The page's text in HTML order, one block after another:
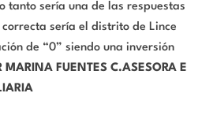
tanto sería una de las respuestas
sería el distrito de Lince
de “0” siendo una inversión
MARINA FUENTES C.ASESORA E